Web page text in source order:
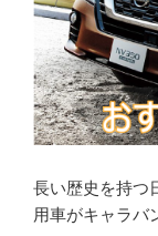
長い歴史を持つ
用車がキャラバ